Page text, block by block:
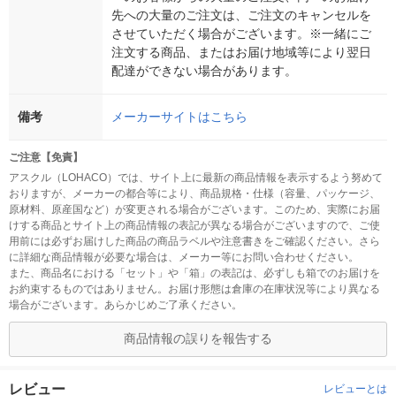
先への大量のご注文は、ご注文のキャンセルを
させていただく場合がございます。※一緒にご
注文する商品、またはお届け地域等により翌日
配達ができない場合があります。
備考 メーカーサイトはこちら
ご注意【免責】
アスクル（LOHACO）では、サイト上に最新の商品情報を表示するよう努めて
おりますが、メーカーの都合等により、商品規格・仕様（容量、パッケージ、
原材料、原産国など）が変更される場合がございます。このため、実際にお届
けする商品とサイト上の商品情報の表記が異なる場合がございますので、ご使
用前には必ずお届けした商品の商品ラベルや注意書きをご確認ください。さら
に詳細な商品情報が必要な場合は、メーカー等にお問い合わせください。
また、商品名における「セット」や「箱」の表記は、必ずしも箱でのお届けを
お約束するものではありません。お届け形態は倉庫の在庫状況等により異なる
場合がございます。あらかじめご了承ください。
商品情報の誤りを報告する
レビュー レビューとは